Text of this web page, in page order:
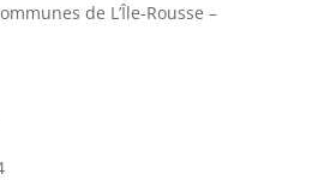
de L’Île-Rousse –